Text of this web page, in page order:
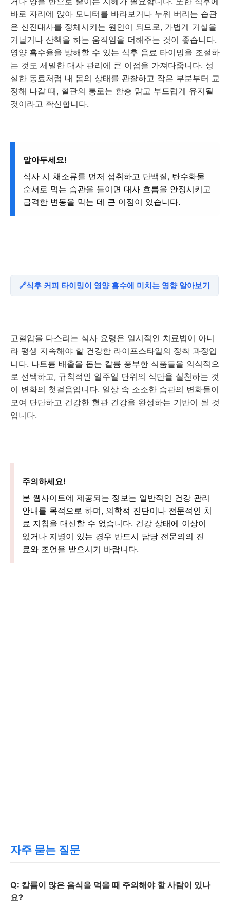
바로 자리에 앉아 모니터를 바라보거나 누워 버리는 습관
은 신진대사를 정체시키는 원인이 되므로, 가볍게 거실을
거닐거나 산책을 하는 움직임을 더해주는 것이 좋습니다.
영양 흡수율을 방해할 수 있는 식후 음료 타이밍을 조절하
는 것도 세밀한 대사 관리에 큰 이점을 가져다줍니다. 성
실한 동료처럼 내 몸의 상태를 관찰하고 작은 부분부터 교
정해 나갈 때, 혈관의 통로는 한층 맑고 부드럽게 유지될
것이라고 확신합니다.
알아두세요!
식사 시 채소류를 먼저 섭취하고 단백질, 탄수화물
순서로 먹는 습관을 들이면 대사 흐름을 안정시키고
급격한 변동을 막는 데 큰 이점이 있습니다.
식후 커피 타이밍이 영양 흡수에 미치는 영향 알아보기
고혈압을 다스리는 식사 요령은 일시적인 치료법이 아니
라 평생 지속해야 할 건강한 라이프스타일의 정착 과정입
니다. 나트륨 배출을 돕는 칼륨 풍부한 식품들을 의식적으
로 선택하고, 규칙적인 일주일 단위의 식단을 실천하는 것
이 변화의 첫걸음입니다. 일상 속 소소한 습관의 변화들이
모여 단단하고 건강한 혈관 건강을 완성하는 기반이 될 것
입니다.
주의하세요!
본 웹사이트에 제공되는 정보는 일반적인 건강 관리
안내를 목적으로 하며, 의학적 진단이나 전문적인 치
료 지침을 대신할 수 없습니다. 건강 상태에 이상이
있거나 지병이 있는 경우 반드시 담당 전문의의 진
료와 조언을 받으시기 바랍니다.
자주 묻는 질문
Q: 칼륨이 많은 음식을 먹을 때 주의해야 할 사람이 있나
요?